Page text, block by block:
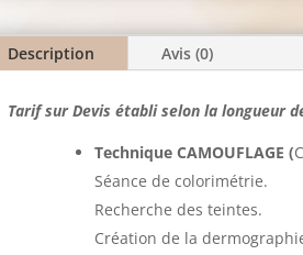
Description Avis (0)
Tarif sur Devis établi selon la longueur
Technique CAMOUFLAGE (
Séance de colorimétrie.
Recherche des teintes.
Création de la